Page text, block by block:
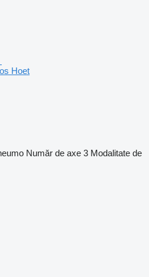
Hoet
Număr de axe 3 Modalitate de